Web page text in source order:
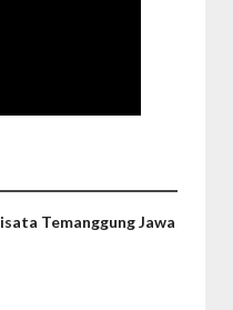
Temanggung Jawa